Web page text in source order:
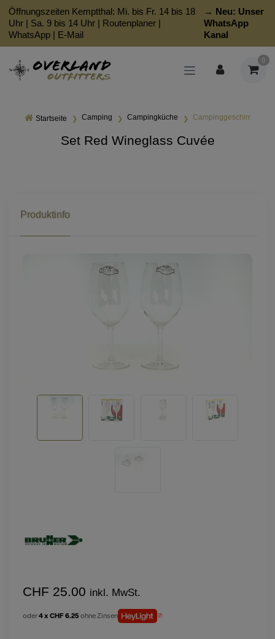
Öffnungszeiten Kemptthal: Mi. bis Fr. 14 bis 18
Uhr | Sa. 9 bis 14 Uhr | Routenplaner |
WhatsApp | E-Mail
→ Neu: Unser
WhatsApp
Kanal
0
Startseite Camping Campingküche Campinggeschirr
Set Red Wineglass Cuvée
Produktinfo
CHF 25.00 inkl. MwSt.
oder4 x CHF 6.25 ohne Zinsen